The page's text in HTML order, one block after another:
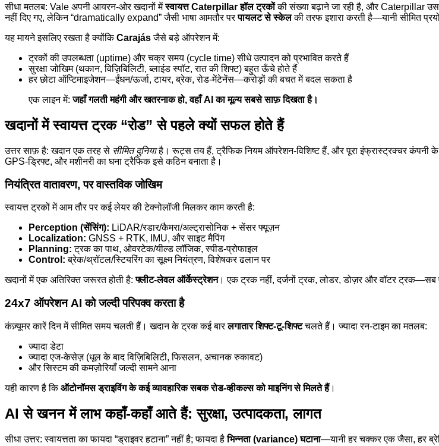
सीधा मतलब: Vale अपनी आयरन-ओर खदानों मेंस्वायत्त Caterpillar हॉल ट्रकोंकी संख्या बढ़ाने जा रही है, और Caterpillar उस
नहीं दिए गए, लेकिन “dramatically expand” जैसी भाषा आमतौर परपायलट से स्केलकी तरफ इशारा करती है—यानी सीमित
यह मायने इसलिए रखता है क्योंकिCarajásजैसे बड़े ऑपरेशन में:
ट्रकों की उपलब्धता (uptime) और चक्र समय (cycle time) सीधे उत्पादन को प्रभावित करते हैं
सुरक्षा जोखिम (थकान, विज़िबिलिटी, ब्लाइंड स्पॉट, रात की शिफ्ट) बहुत ऊँचे होते हैं
हर छोटा ऑप्टिमाइजेशन—ईंधन/ऊर्जा, टायर, ब्रेक, रोड-मेंटेनेंस—करोड़ों की बचत में बदल सकता है
एक लाइन में:जहाँ गलती महंगी और खतरनाक हो, वहाँ AI का मूल्य सबसे साफ़ दिखता है।
खदानों में स्वायत्त ट्रक “रोड” से पहले क्यों सफल होते हैं
उत्तर साफ़ है: खदान एक तरह से सीमित दुनियाहै। रूट्स तय हैं, ट्रैफिक नियम ऑपरेशन-विशिष्ट हैं, और पूरा इंफ्रास्ट्रक्चर कंपनी
GPS-ड्रिफ्ट, और मशीनरी का घना ट्रैफिक इसे कठिन बनाता है।
नियंत्रित वातावरण, पर वास्तविक जोखिम
स्वायत्त ट्रकों में आम तौर पर कई लेयर की टेक्नोलॉजी मिलकर काम करती है:
Perception (सेंसिंग): LiDAR/रडार/कैमरा/अल्ट्रासोनिक + सेंसर फ्यूज़न
Localization: GNSS + RTK, IMU, और साइट मैपिंग
Planning: ट्रक का पाथ, ओवरटेक/यील्ड लॉजिक, स्पीड-प्रोफाइल
Control: ब्रेक/थ्रॉटल/स्टियरिंग का सूक्ष्म नियंत्रण, विशेषकर ढलान पर
खदानों में एक अतिरिक्त जरूरत होती है:फ्लीट-लेवल ऑर्केस्ट्रेशन। एक ट्रक नहीं, दर्जनों ट्रक, लोडर, डोज़र और वॉटर ट्रक—सब
24x7 ऑपरेशन AI को जल्दी परिपक्व करता है
कंज़्यूमर कारें दिन में सीमित समय चलती हैं। खदान के ट्रक कई बारलगातार शिफ्ट-टू-शिफ्टचलते हैं। ज्यादा रन-टाइम का मतलब:
ज्यादा डेटा
ज्यादा एज-केसेज़ (धूल के बाद विज़िबिलिटी, फिसलन, अचानक रुकावट)
और सिस्टम की कमज़ोरियाँ जल्दी सामने आना
यही कारण है किऑटोनॉमस ड्राइविंग के कई व्यावहारिक सबक रोड-व्हीकल्स को माइनिंग से मिलते हैं।
AI से खनन में लाभ कहाँ-कहाँ आते हैं: सुरक्षा, उत्पादकता, लागत
सीधा उत्तर: स्वायत्तता का फायदा “ड्राइवर हटाना” नहीं है; फायदा हैभिन्नता (variance) घटाना—यानी हर चक्कर एक जैसा, हर